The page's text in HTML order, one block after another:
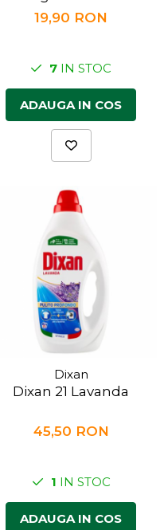
Extra Profumo 1000ml
19,90 RON
7 IN STOC
ADAUGA IN COS
Dixan
Dixan 21 Lavanda
45,50 RON
1 IN STOC
ADAUGA IN COS